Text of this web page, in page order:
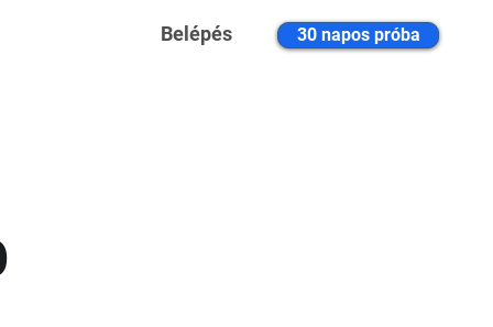
Belépés 30 napos próba